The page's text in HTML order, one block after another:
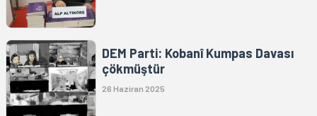
DEM Parti: Kobanî Kumpas Davası
çökmüştür
26 Haziran 2025